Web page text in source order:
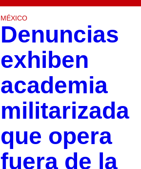
MÉXICO
Denuncias
exhiben
academia
militarizada
que opera
fuera de la